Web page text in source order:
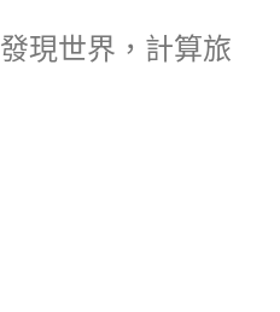
發現世界，計算旅